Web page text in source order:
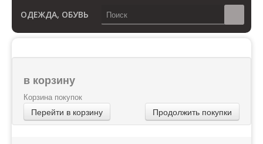
ОДЕЖДА, ОБУВЬ
в корзину
Корзина покупок
Перейти в корзину Продолжить покупки